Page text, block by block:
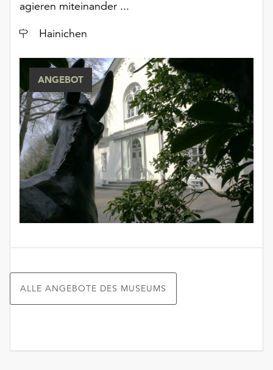
agieren miteinander ...
Ort
Hainichen
ANGEBOT
ALLE ANGEBOTE DES MUSEUMS